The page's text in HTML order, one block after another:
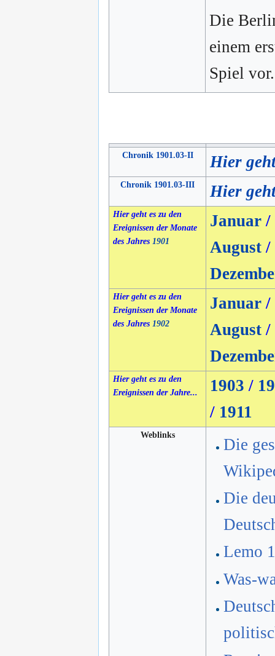
Die
einem
Spiel vor.
Chronik 1901.03-II Hier
Chronik 1901.03-III Hier
Hier geht es zu den
Ereignissen der Monate
des Jahres 1901
Januar/
August/
Hier geht es zu den
Ereignissen der Monate
des Jahres 1902
Januar/
August/
Hier geht es zu den
Ereignissen der Jahre...
1903 /
/ 1911
Weblinks
Die
Die
Lemo
Was-